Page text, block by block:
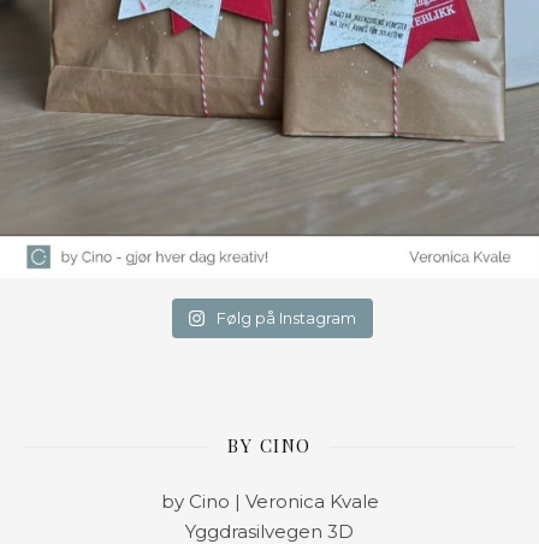
Følg på Instagram
BY CINO
by Cino | Veronica Kvale
Yggdrasilvegen 3D